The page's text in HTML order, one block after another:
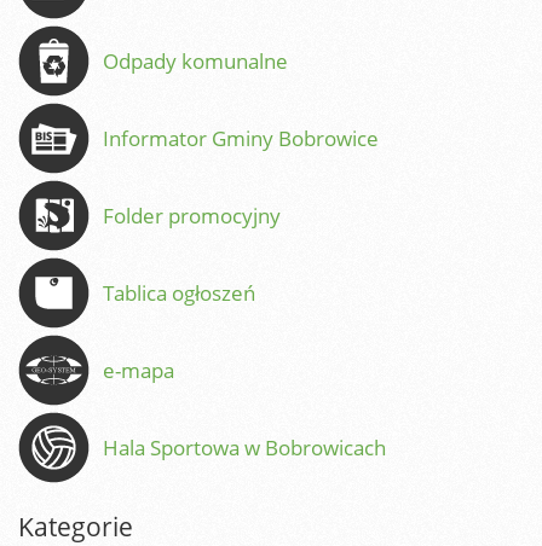
Odpady komunalne
Informator Gminy Bobrowice
Folder promocyjny
Tablica ogłoszeń
e-mapa
Hala Sportowa w Bobrowicach
Kategorie